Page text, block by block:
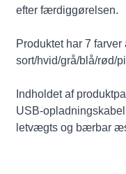
efter færdiggørelsen.
Produktet har 7
sort/hvid/grå/blå/rød/
Indholdet af
USB-
letvægts og bærbar